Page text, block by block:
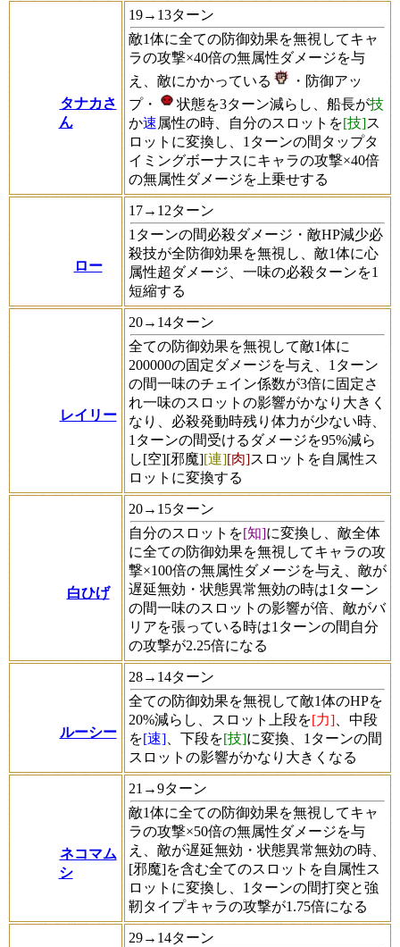
タナカさ
ん
19→13ターン
敵1体に全ての防御効果を無視してキャ
ラの攻撃×40倍の無属性ダメージを与
え、敵にかかっている
・防御アッ
プ・
状態を3ターン減らし、船長が技
か速属性の時、自分のスロットを[技]ス
ロットに変換し、1ターンの間タップタ
イミングボーナスにキャラの攻撃×40倍
の無属性ダメージを上乗せする
ロー
17→12ターン
1ターンの間必殺ダメージ・敵HP減少必
殺技が全防御効果を無視し、敵1体に心
属性超ダメージ、一味の必殺ターンを1
短縮する
レイリー
20→14ターン
全ての防御効果を無視して敵1体に
200000の固定ダメージを与え、1ターン
の間一味のチェイン係数が3倍に固定さ
れ一味のスロットの影響がかなり大きく
なり、必殺発動時残り体力が少ない時、
1ターンの間受けるダメージを95%減ら
し[空][邪魔][連][肉]スロットを自属性ス
ロットに変換する
白ひげ
20→15ターン
自分のスロットを[知]に変換し、敵全体
に全ての防御効果を無視してキャラの攻
撃×100倍の無属性ダメージを与え、敵が
遅延無効・状態異常無効の時は1ターン
の間一味のスロットの影響が倍、敵がバ
リアを張っている時は1ターンの間自分
の攻撃が2.25倍になる
ルーシー
28→14ターン
全ての防御効果を無視して敵1体のHPを
20%減らし、スロット上段を[力] 、中段
を[速] 、下段を[技]に変換、1ターンの間
スロットの影響がかなり大きくなる
ネコマム
シ
21→9ターン
敵1体に全ての防御効果を無視してキャ
ラの攻撃×50倍の無属性ダメージを与
え、敵が遅延無効・状態異常無効の時、
[邪魔]を含む全てのスロットを自属性ス
ロットに変換し、1ターンの間打突と強
靭タイプキャラの攻撃が1.75倍になる
29→14ターン